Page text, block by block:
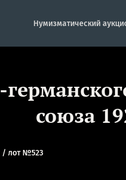
Нумизматический
союза
лот №523